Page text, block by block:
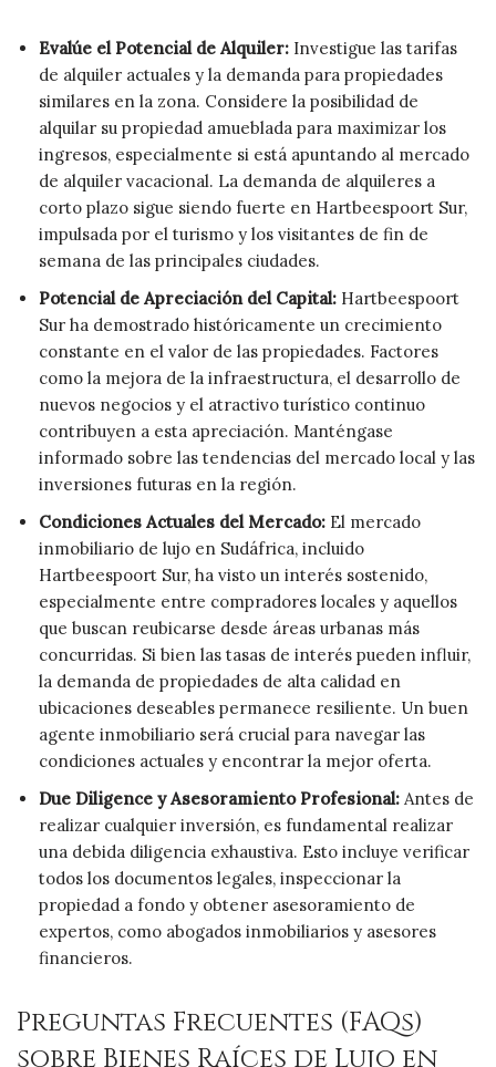
Evalúe el Potencial de Alquiler: Investigue las tarifas
de alquiler actuales y la demanda para propiedades
similares en la zona. Considere la posibilidad de
alquilar su propiedad amueblada para maximizar los
ingresos, especialmente si está apuntando al mercado
de alquiler vacacional. La demanda de alquileres a
corto plazo sigue siendo fuerte en Hartbeespoort Sur,
impulsada por el turismo y los visitantes de fin de
semana de las principales ciudades.
Potencial de Apreciación del Capital: Hartbeespoort
Sur ha demostrado históricamente un crecimiento
constante en el valor de las propiedades. Factores
como la mejora de la infraestructura, el desarrollo de
nuevos negocios y el atractivo turístico continuo
contribuyen a esta apreciación. Manténgase
informado sobre las tendencias del mercado local y las
inversiones futuras en la región.
Condiciones Actuales del Mercado: El mercado
inmobiliario de lujo en Sudáfrica, incluido
Hartbeespoort Sur, ha visto un interés sostenido,
especialmente entre compradores locales y aquellos
que buscan reubicarse desde áreas urbanas más
concurridas. Si bien las tasas de interés pueden influir,
la demanda de propiedades de alta calidad en
ubicaciones deseables permanece resiliente. Un buen
agente inmobiliario será crucial para navegar las
condiciones actuales y encontrar la mejor oferta.
Due Diligence y Asesoramiento Profesional: Antes de
realizar cualquier inversión, es fundamental realizar
una debida diligencia exhaustiva. Esto incluye verificar
todos los documentos legales, inspeccionar la
propiedad a fondo y obtener asesoramiento de
expertos, como abogados inmobiliarios y asesores
financieros.
Preguntas Frecuentes (FAQs)
sobre Bienes Raíces de Lujo en